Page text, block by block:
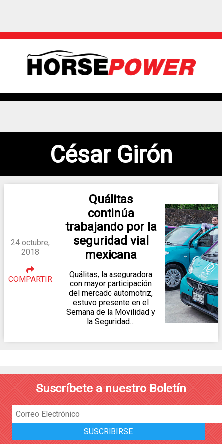
César Girón
24 octubre,
2018
COMPARTIR
Quálitas
continúa
trabajando por la
seguridad vial
mexicana
Quálitas, la aseguradora
con mayor participación
del mercado automotriz,
estuvo presente en el
Semana de la Movilidad y
la Seguridad…
Suscríbete a nuestro Boletín